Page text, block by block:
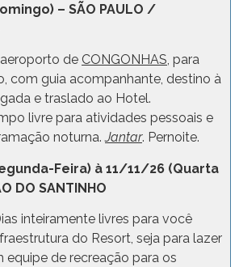
– SÃO PAULO /
de CONGONHAS, para
com guia acompanhante, destino à
e traslado ao Hotel.
livre para atividades pessoais e
noturna.Jantar. Pernoite.
Feira) à 11/11/26 (Quarta
DO SANTINHO
inteiramente livres para você
do Resort, seja para lazer
equipe de recreação para os